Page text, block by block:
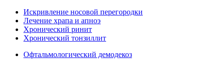
Искривление носовой перегородки
Лечение храпа и апноэ
Хронический ринит
Хронический тонзиллит
Офтальмологический демодекоз